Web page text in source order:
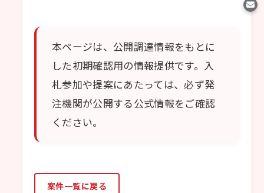
本ページは、公開調達情報をもとに
した初期確認用の情報提供です。入
札参加や提案にあたっては、必ず発
注機関が公開する公式情報をご確認
ください。
案件一覧に戻る